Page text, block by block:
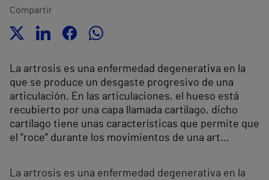
Compartir
La artrosis es una enfermedad degenerativa en la
que se produce un desgaste progresivo de una
articulación. En las articulaciones, el hueso está
recubierto por una capa llamada cartílago, dicho
cartílago tiene unas características que permite que
el “roce” durante los movimientos de una art...
La artrosis es una enfermedad degenerativa en la